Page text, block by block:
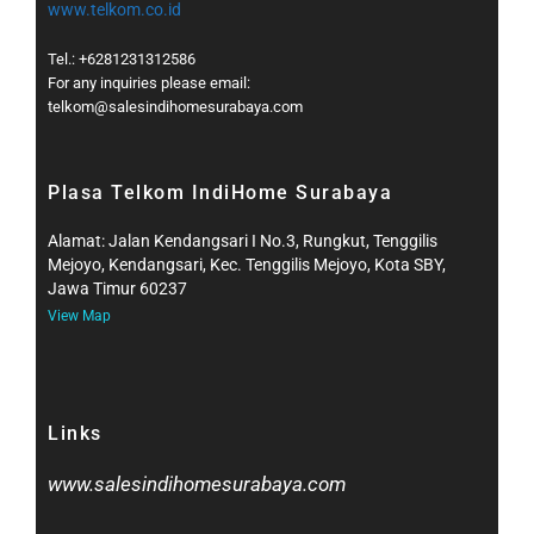
www.telkom.co.id
Tel.: +6281231312586
For any inquiries please email:
telkom@salesindihomesurabaya.com​
Plasa Telkom IndiHome Surabaya
Alamat: Jalan Kendangsari I No.3, Rungkut, Tenggilis
Mejoyo, Kendangsari, Kec. Tenggilis Mejoyo, Kota SBY,
Jawa Timur 60237
View Map
Links
www.salesindihomesurabaya.com​